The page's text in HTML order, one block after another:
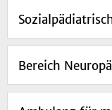
Bereich